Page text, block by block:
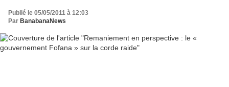
Publié le 05/05/2011 à 12:03
Par BanabanaNews